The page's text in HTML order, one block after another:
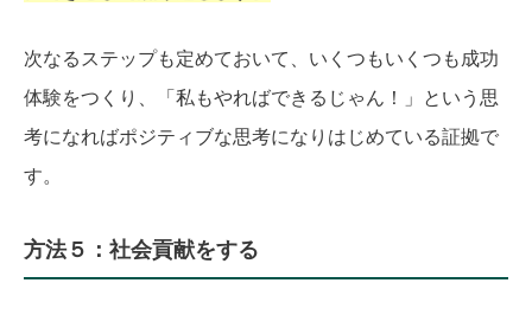
次なるステップも定めておいて、いくつもいくつも成功
体験をつくり、「私もやればできるじゃん！」という思
考になればポジティブな思考になりはじめている証拠で
す。
方法５：社会貢献をする